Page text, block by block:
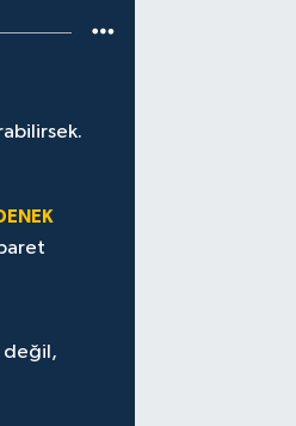
değil,